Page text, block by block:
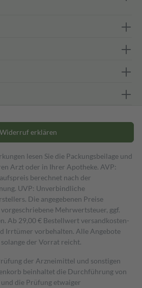
Widerruf erklären
lesen Sie die Packungsbeilage und
Arzt oder in Ihrer Apotheke. AVP:
berechnet nach der
UVP: Unverbindliche
Die angegebenen Preise
Mehrwertsteuer, ggf.
Ab 29,00 € Bestell­wert versand­kosten­
Irrtümer vorbehalten. Alle Angebote
der Vorrat reicht.
der Arzneimittel und sonstigen
beinhaltet die Durchführung von
die Prüfung etwaiger